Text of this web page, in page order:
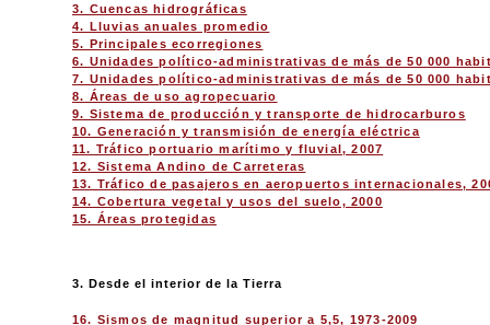
3. Cuencas hidrográficas
4. Lluvias anuales promedio
5. Principales ecorregiones
6. Unidades político-administrativas de más de 50 000
7. Unidades político-administrativas de más de 50 000
8. Áreas de uso agropecuario
9. Sistema de producción y transporte de hidrocarburos
10. Generación y transmisión de energía eléctrica
11. Tráfico portuario marítimo y fluvial, 2007
12. Sistema Andino de Carreteras
13. Tráfico de pasajeros en aeropuertos internacionales,
14. Cobertura vegetal y usos del suelo, 2000
15. Áreas protegidas
3. Desde el interior de la Tierra
16. Sismos de magnitud superior a 5,5, 1973-2009